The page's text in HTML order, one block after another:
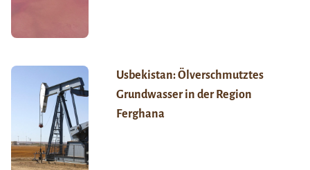
Usbekistan: Ölverschmutztes
Grundwasser in der Region
Ferghana